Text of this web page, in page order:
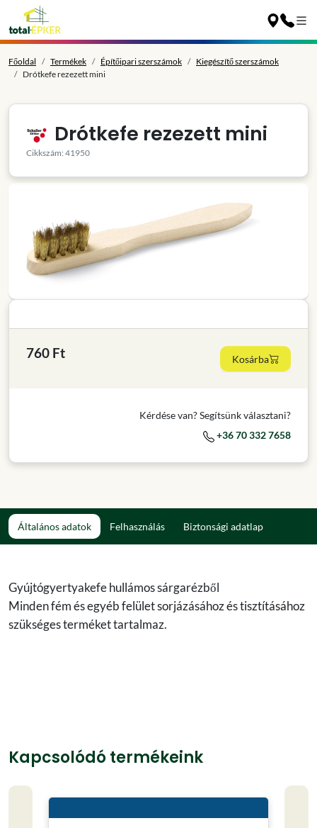
Főoldal Termékek Építőipari szerszámok
Kiegészítő szerszámok
Drótkefe rezezett mini
Drótkefe rezezett mini
Cikkszám: 41950
760 Ft Kosárba
Kérdése van? Segítsünk választani?
+36 70 332 7658
Általános adatok Felhasználás Biztonsági adatlap
Gyújtógyertyakefe hullámos sárgarézből
Minden fém és egyéb felület sorjázásához és tisztításához
szükséges terméket tartalmaz.
Kapcsolódó termékeink